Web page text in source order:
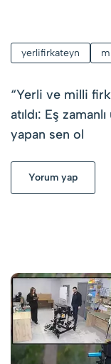
yerlifirkateyn
“Yerli ve milli
atıldı: Eş
yapan sen ol
Yorum yap